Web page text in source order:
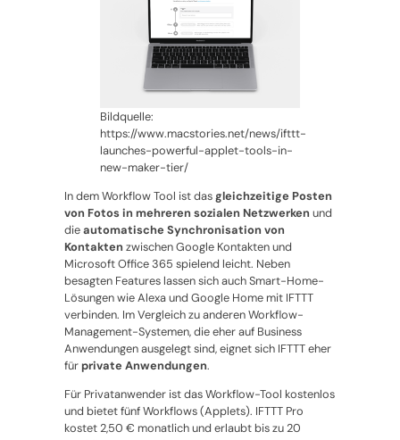
Bildquelle:
https://www.macstories.net/news/ifttt-
launches-powerful-applet-tools-in-
new-maker-tier/
In dem Workflow Tool ist dasgleichzeitige Posten
von Fotos in mehreren sozialen Netzwerken und
dieautomatische Synchronisation von
Kontakten zwischen Google Kontakten und
Microsoft Office 365 spielend leicht. Neben
besagten Features lassen sich auch Smart-Home-
Lösungen wie Alexa und Google Home mit IFTTT
verbinden. Im Vergleich zu anderen Workflow-
Management-Systemen, die eher auf Business
Anwendungen ausgelegt sind, eignet sich IFTTT eher
fürprivate Anwendungen.
Für Privatanwender ist das Workflow-Tool kostenlos
und bietet fünf Workflows (Applets). IFTTT Pro
kostet 2,50 € monatlich und erlaubt bis zu 20